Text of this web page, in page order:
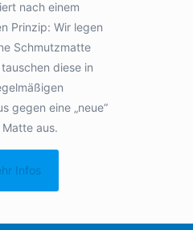
nach einem
Prinzip: Wir legen
Schmutzmatte
diese in
gegen eine „neue“
aus.
Infos